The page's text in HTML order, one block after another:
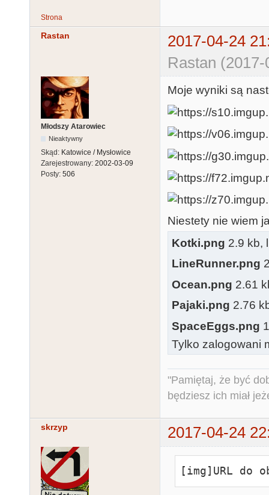
Strona
Rastan
2017-04-24
Rastan
Młodszy Atarowiec
Nieaktywny
Skąd: Katowice / Mysłowice
Zarejestrowany: 2002-03-09
Posty: 506
Moje wyniki są
Niestety nie wiem
Kotki.png 2.9 kb,
LineRunner.png
Ocean.png 2.61
Pajaki.png 2.76
SpaceEggs.png
Tylko zalogowani
"Pamiętaj, że być
będziesz ich miał
skrzyp 2017-04-24
[img]URL do